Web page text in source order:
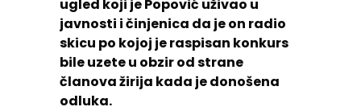
ugled koji je Popović uživao u
javnosti i činjenica da je on radio
skicu po kojoj je raspisan konkurs
bile uzete u obzir od strane
članova žirija kada je donošena
odluka.